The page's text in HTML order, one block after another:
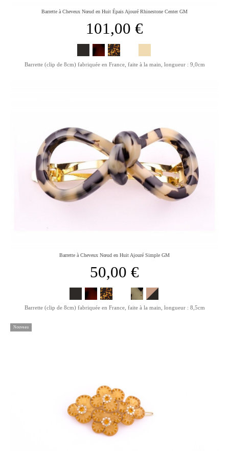
Barrette à Cheveux Nœud en Huit Épais Ajouré Rhinestone Center GM
101,00 €
Barrette (clip de 8cm) fabriquée en France, faite à la main, longueur : 9,0cm
Barrette à Cheveux Nœud en Huit Ajouré Simple GM
50,00 €
Barrette (clip de 8cm) fabriquée en France, faite à la main, longueur : 8,5cm
Nouveau